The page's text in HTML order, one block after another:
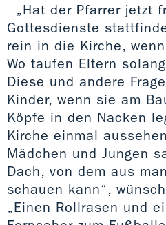
„Hat der Pfarrer jetzt
Gottesdienste
rein in die Kirche,
Wo taufen Eltern
Diese und andere
Kinder, wenn sie am
Köpfe in den Nacken
Kirche einmal
Mädchen und Jungen
Dach, von dem aus
schauen kann“,
„Einen Rollrasen und